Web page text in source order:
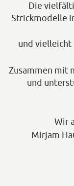
Die
Strickmodelle
und vielleicht
Zusammen mit
und
Wir
Mirjam